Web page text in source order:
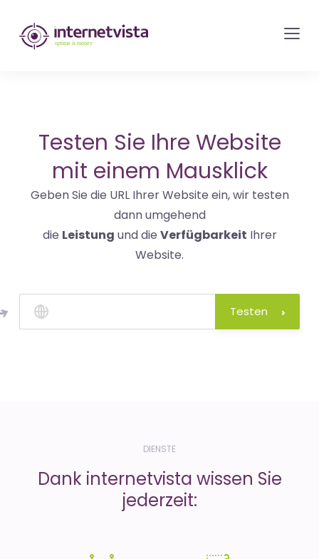
internetvista
Monitoring
Websites
und
Internet-
Diensten
Uptime
Testen Sie Ihre Website
mit einem Mausklick
Geben Sie die URL Ihrer Website ein, wir testen
dann umgehend
die Leistung und die Verfügbarkeit Ihrer
Website.
Testen
DIENSTE
Dank internetvista wissen Sie
jederzeit: